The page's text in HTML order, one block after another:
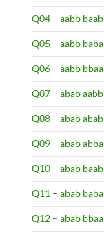
Q04 – aabb baab
Q05 – aabb baba
Q06 – aabb bbaa
Q07 – abab aabb
Q08 – abab abab
Q09 – abab abba
Q10 – abab baab
Q11 – abab baba
Q12 – abab bbaa